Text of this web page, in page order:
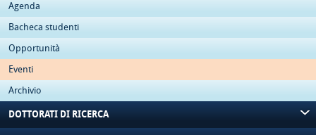
Agenda
Bacheca studenti
Opportunità
Eventi
Archivio
DOTTORATI DI RICERCA